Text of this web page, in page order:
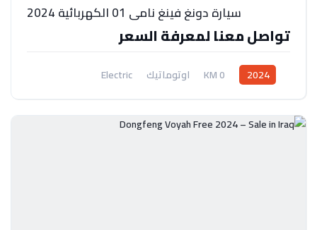
سيارة دونغ فينغ نامي 01 الكهربائية 2024
تواصل معنا لمعرفة السعر
2024
0 KM اوتوماتيك
Electric
نظام جر امامي